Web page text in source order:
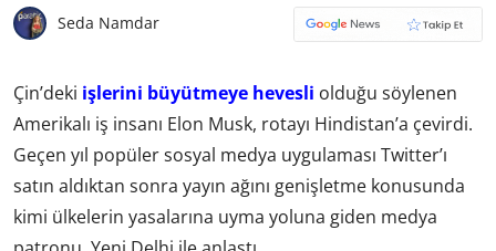
Seda Namdar
Çin’deki işlerini büyütmeye hevesli olduğu söylenen
Amerikalı iş insanı Elon Musk, rotayı Hindistan’a çevirdi.
Geçen yıl popüler sosyal medya uygulaması Twitter’ı
satın aldıktan sonra yayın ağını genişletme konusunda
kimi ülkelerin yasalarına uyma yoluna giden medya